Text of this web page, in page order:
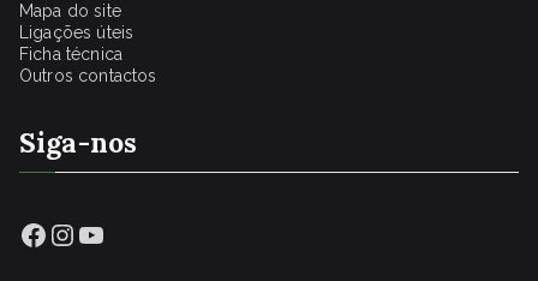
Mapa do site
Ligações úteis
Ficha técnica
Outros contactos
Siga-nos
Facebook
Instagram
YouTube